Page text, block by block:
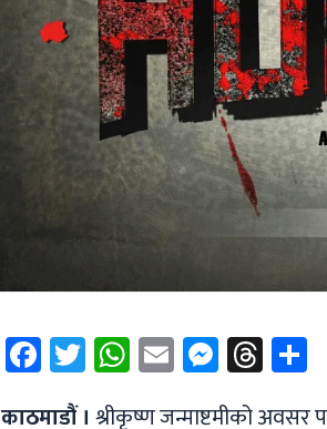
Facebook
Twitter
WhatsApp
Email
काठमाडौं । श्रीकृष्ण जन्माष्टमीको अवसर